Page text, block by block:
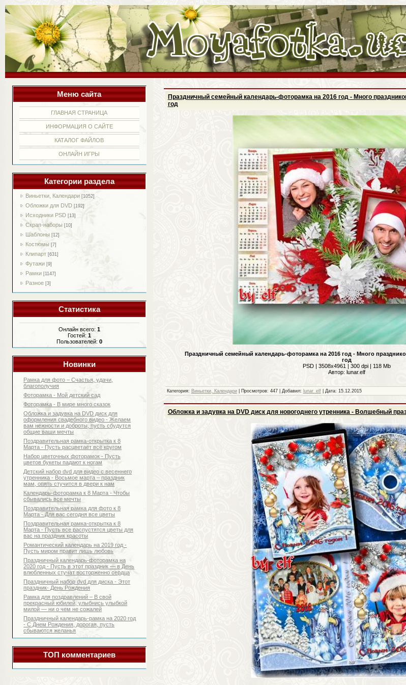
Меню сайта
ГЛАВНАЯ СТРАНИЦА
ИНФОРМАЦИЯ О САЙТЕ
КАТАЛОГ ФАЙЛОВ
ОНЛАЙН ИГРЫ
Категории раздела
Виньетки, Календари [1052]
Обложки для DVD [192]
Исходники PSD [13]
Скрап-наборы [10]
Шаблоны [12]
Костюмы [7]
Клипарт [631]
Футажи [9]
Рамки [1147]
Разное [3]
Статистика
Онлайн всего: 1
Гостей: 1
Пользователей: 0
Новинки
Рамка для фото – Счастья, удачи,
благополучия
Фоторамка - Мой детский сад
Фоторамка - В мире много сказок
Обложка и задувка на DVD диск для
оформления свадебного видео - Желаем
вам нежности и доброты, пусть сбудутся
общие ваши мечты
Поздравительная рамка-открытка к 8
Марта - Пусть расцветает всё кругом
Набор цветочных фоторамок - Пусть
цветов букеты падают к ногам
Детский набор dvd для видео с весеннего
утренника - Восьмое марта – праздник
мам, опять стучится в двери к нам
Календарь-фоторамка к 8 Марта - Чтобы
сбывались все мечты
Поздравительная рамка для фото к 8
Марта - Для вас сегодня все цветы
Поздравительная рамка-открытка к 8
Марта - Пусть все распустятся цветы для
вас на праздник красоты
Романтический календарь на 2019 год -
Пусть миром правит лишь любовь
Праздничный календарь-фоторамка на
2020 год - Пусть в этот праздник — в День
влюбленных стучат восторженно сердца
Праздничный набор dvd для диска - Этот
праздник- День Рождения
Рамка для поздравлений – В свой
прекрасный юбилей, улыбнись улыбкой
милой — ни о чем не сожалей
Праздничный календарь-рамка на 2020 год
- С Днем Рождения, дорогая, пусть
сбываются желанья
ТОП комментариев
Праздничный семейный календарь-фоторамка на 2016 год - Много
год
Праздничный семейный календарь-фоторамка на 2016 год - Много
год
PSD | 3508x4961 | 300 dpi | 118 Mb
Автор: lunar.elf
Категория: Виньетки, Календари| Просмотров: 447 | Добавил: lunar_elf| Дата: 15.12.2015
Обложка и задувка на DVD диск для новогоднего утренника - Волшебный